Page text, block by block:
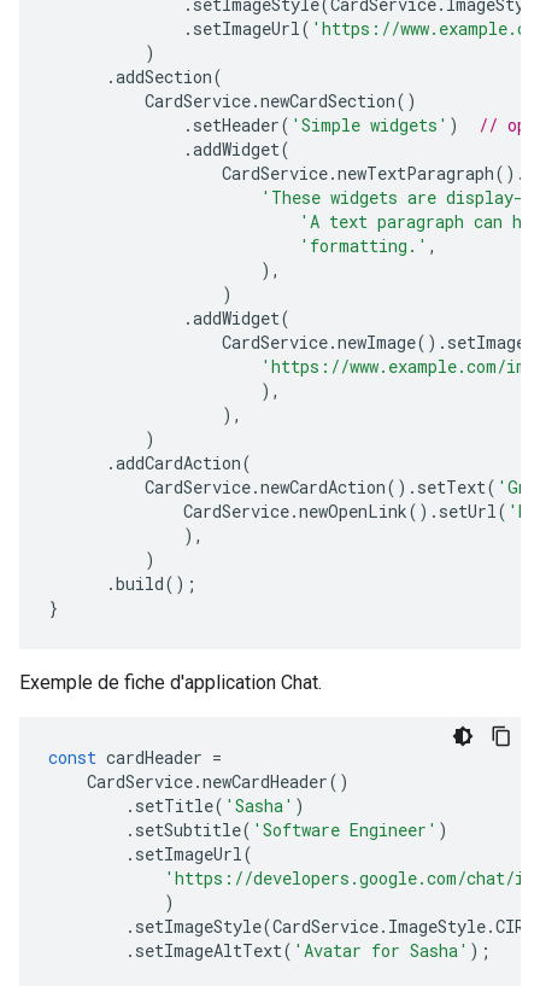
. setImageUrl( 'https://
)
.addSection(
CardService.newCardSection()
. setHeader( 'Simple widgets' )
//
.addWidget(
CardService.newTextParagraph().
'These widgets are display-
'A text paragraph can
'formatting.' ,
),
)
.addWidget(
CardService.newImage().
'https://www.example.com/
),
),
)
.addCardAction(
CardService.newCardAction(). setText(
CardService.newOpenLink(). setUrl(
),
)
.build();
}
Exemple de fiche d'application Chat.
const cardHeader =
CardService.newCardHeader()
. setTitle( 'Sasha' )
. setSubtitle( 'Software Engineer' )
. setImageUrl(
'https://developers.google.com/chat/
)
. setImageStyle(CardService. ImageStyle.
. setImageAltText( 'Avatar for Sasha' );